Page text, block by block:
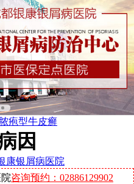
脓疱型牛皮癣
因
康银屑病医院
咨询预约：02886129902